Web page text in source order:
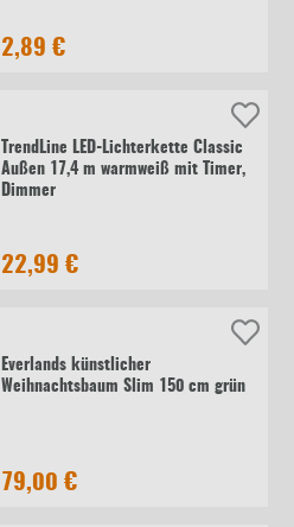
2,89 €
TrendLine LED-Lichterkette Classic
Außen 17,4 m warmweiß mit Timer,
Dimmer
22,99 €
Everlands künstlicher
Weihnachtsbaum Slim 150 cm grün
79,00 €